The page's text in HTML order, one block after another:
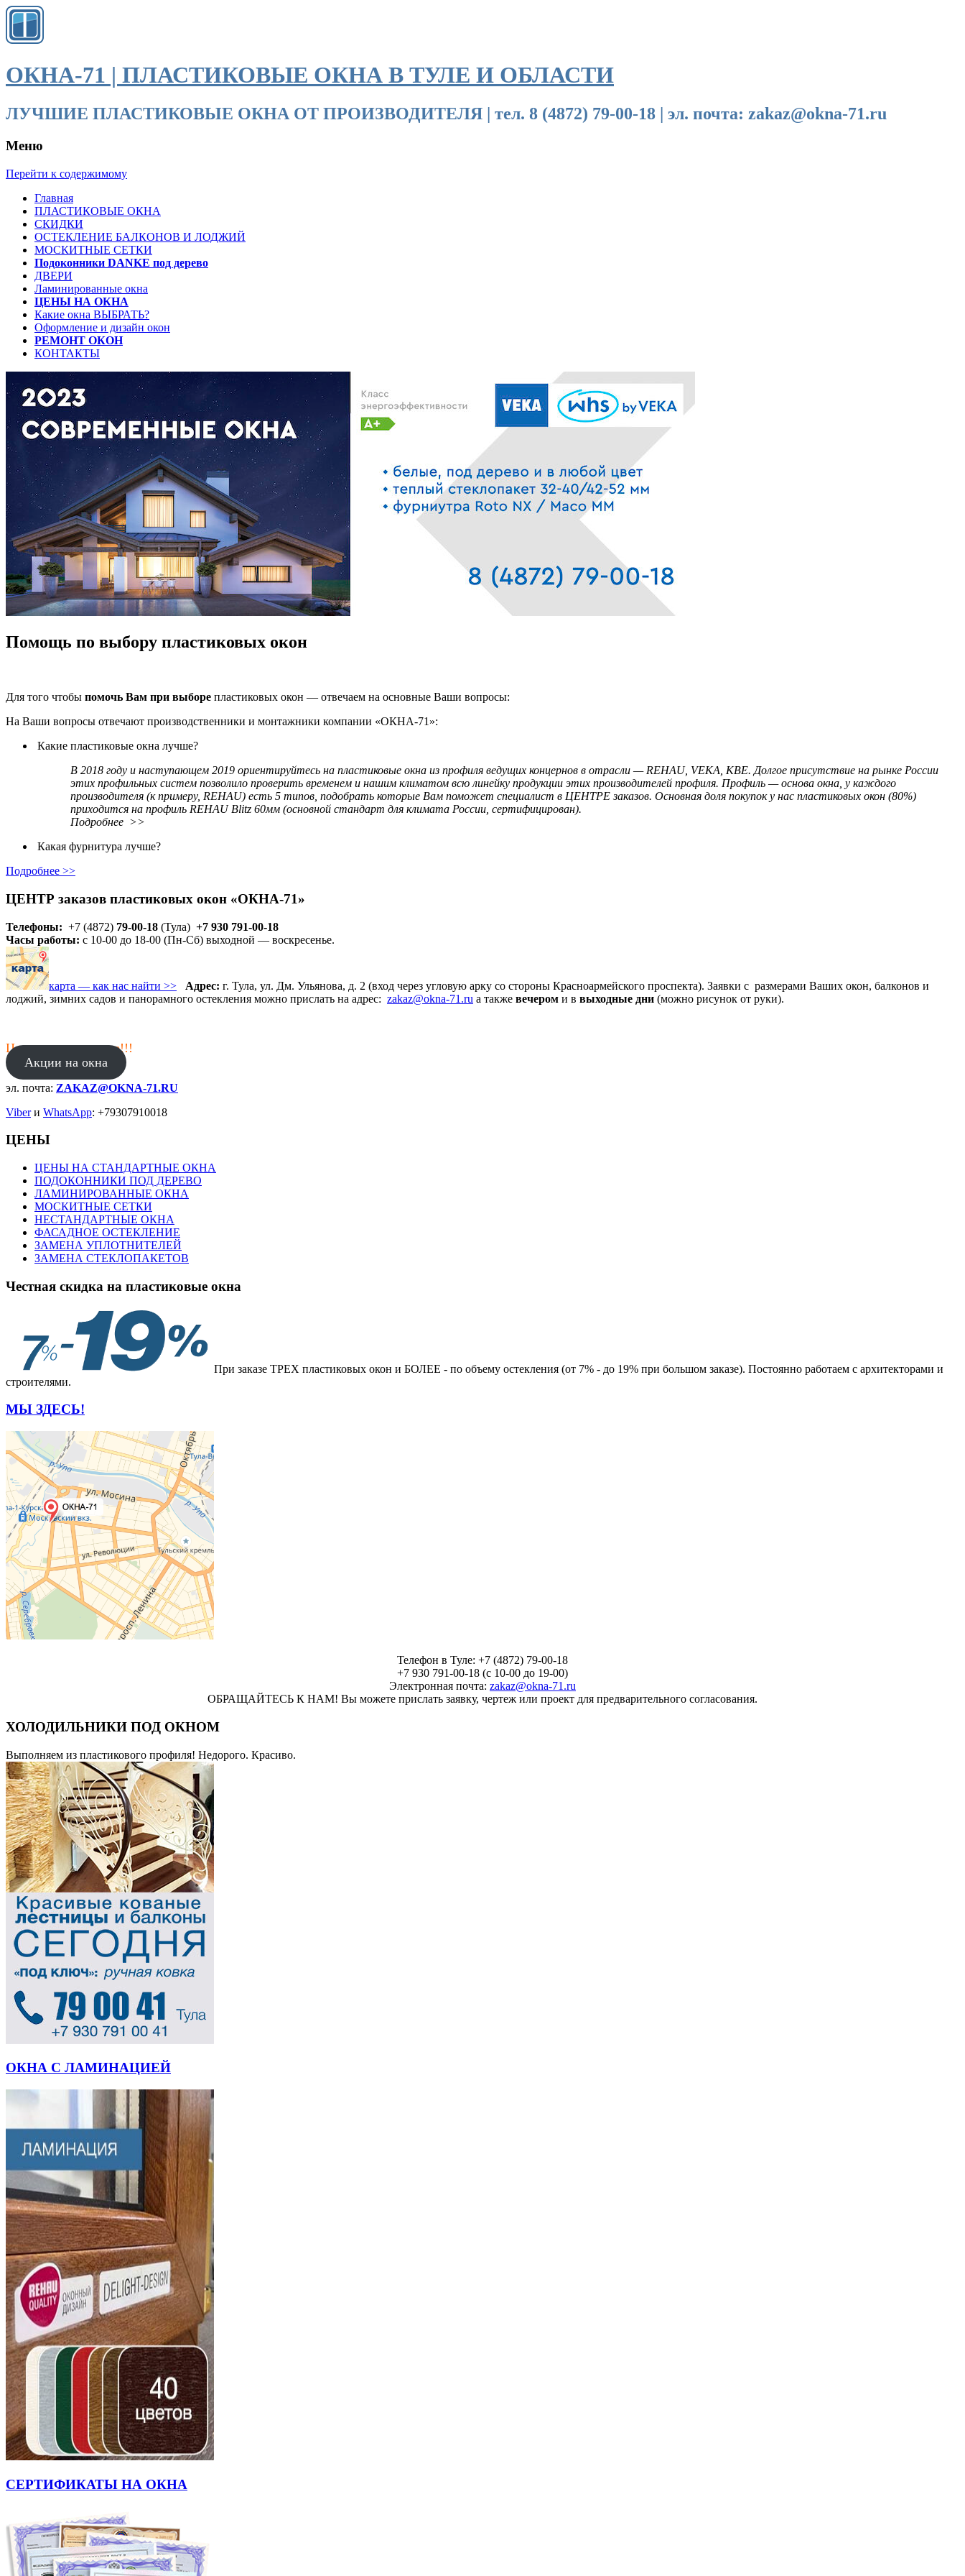
ОКНА-71 | ПЛАСТИКОВЫЕ ОКНА В ТУЛЕ И ОБЛАСТИ
ЛУЧШИЕ ПЛАСТИКОВЫЕ ОКНА ОТ ПРОИЗВОДИТЕЛЯ | тел. 8 (4872) 79-00-18 | эл. почта: zakaz@okna-71.ru
Меню
Перейти к содержимому
Главная
ПЛАСТИКОВЫЕ ОКНА
СКИДКИ
ОСТЕКЛЕНИЕ БАЛКОНОВ И ЛОДЖИЙ
МОСКИТНЫЕ СЕТКИ
Подоконники DANKE под дерево
ДВЕРИ
Ламинированные окна
ЦЕНЫ НА ОКНА
Какие окна ВЫБРАТЬ?
Оформление и дизайн окон
РЕМОНТ ОКОН
КОНТАКТЫ
Помощь по выбору пластиковых окон
Для того чтобы помочь Вам при выборе пластиковых окон — отвечаем на основные Ваши вопросы:
На Ваши вопросы отвечают производственники и монтажники компании «ОКНА-71»:
Какие пластиковые окна лучше?
В 2018 году и наступающем 2019 ориентируйтесь на пластиковые окна из профиля ведущих концернов в отрасли — REHAU, VEKA, KBE. Долгое присутствие на рынке России
этих профильных систем позволило проверить временем и нашим климатом всю линейку продукции этих производителей профиля. Профиль — основа окна, у каждого
производителя (к примеру, REHAU) есть 5 типов, подобрать которые Вам поможет специалист в ЦЕНТРЕ заказов. Основная доля покупок у нас пластиковых окон (80%)
приходится на профиль REHAU Blitz 60мм (основной стандарт для климата России, сертифицирован).
Подробнее >>
Какая фурнитура лучше?
Подробнее >>
ЦЕНТР заказов пластиковых окон «ОКНА-71»
Телефоны: +7 (4872) 79-00-18 (Тула) +7 930 791-00-18
Часы работы: с 10-00 до 18-00 (Пн-Сб) выходной — воскресенье.
карта — как нас найти >> Адрес: г. Тула, ул. Дм. Ульянова, д. 2 (вход через угловую арку со стороны Красноармейского проспекта). Заявки с размерами Ваших окон, балконов и
лоджий, зимних садов и панорамного остекления можно прислать на адрес: zakaz@okna-71.ru а также вечером и в выходные дни (можно рисунок от руки).
Цены в январе ниже!!!
Акции на окна
эл. почта: ZAKAZ@OKNA-71.RU
Viberи WhatsApp: +79307910018
ЦЕНЫ
ЦЕНЫ НА СТАНДАРТНЫЕ ОКНА
ПОДОКОННИКИ ПОД ДЕРЕВО
ЛАМИНИРОВАННЫЕ ОКНА
МОСКИТНЫЕ СЕТКИ
НЕСТАНДАРТНЫЕ ОКНА
ФАСАДНОЕ ОСТЕКЛЕНИЕ
ЗАМЕНА УПЛОТНИТЕЛЕЙ
ЗАМЕНА СТЕКЛОПАКЕТОВ
Честная скидка на пластиковые окна
При заказе ТРЕХ пластиковых окон и БОЛЕЕ - по объему остекления (от 7% - до 19% при большом заказе). Постоянно работаем с архитекторами и
строителями.
МЫ ЗДЕСЬ!
Телефон в Туле: +7 (4872) 79-00-18
+7 930 791-00-18 (с 10-00 до 19-00)
Электронная почта: zakaz@okna-71.ru
ОБРАЩАЙТЕСЬ К НАМ! Вы можете прислать заявку, чертеж или проект для предварительного согласования.
ХОЛОДИЛЬНИКИ ПОД ОКНОМ
Выполняем из пластикового профиля! Недорого. Красиво.
ОКНА С ЛАМИНАЦИЕЙ
СЕРТИФИКАТЫ НА ОКНА